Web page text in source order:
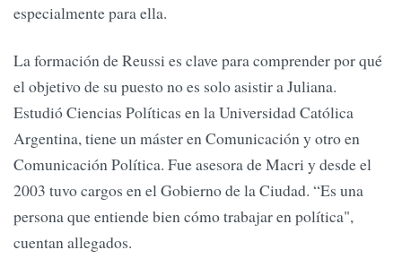
especialmente para ella.
La formación de Reussi es clave para comprender por qué
el objetivo de su puesto no es solo asistir a Juliana.
Estudió Ciencias Políticas en la Universidad Católica
Argentina, tiene un máster en Comunicación y otro en
Comunicación Política. Fue asesora de Macri y desde el
2003 tuvo cargos en el Gobierno de la Ciudad. “Es una
persona que entiende bien cómo trabajar en política",
cuentan allegados.